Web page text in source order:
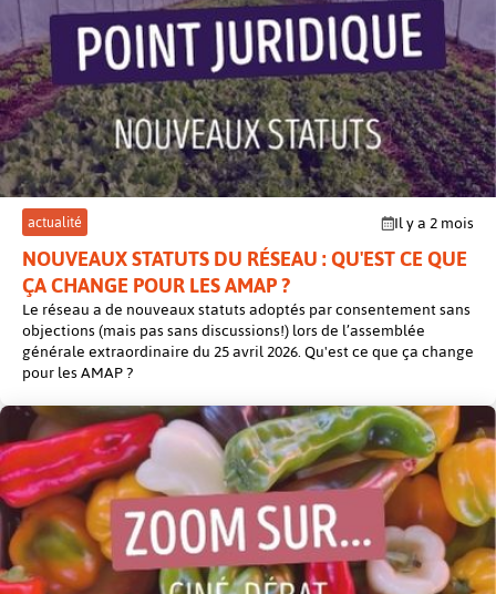
post
actualité Il y a 2 mois
NOUVEAUX STATUTS DU RÉSEAU : QU'EST CE QUE
ÇA CHANGE POUR LES AMAP ?
Le réseau a de nouveaux statuts adoptés par consentement sans
objections (mais pas sans discussions!) lors de l’assemblée
générale extraordinaire du 25 avril 2026. Qu'est ce que ça change
pour les AMAP ?
post